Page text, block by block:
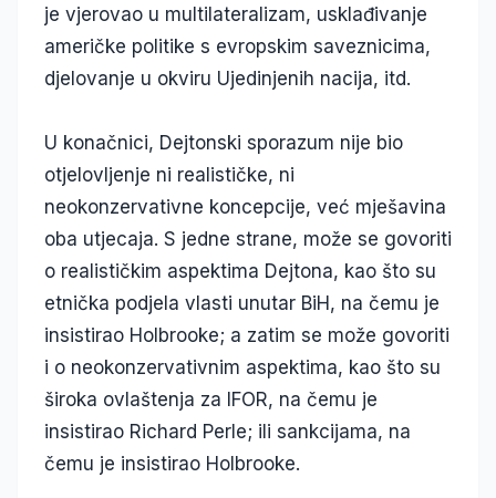
je vjerovao u multilateralizam, usklađivanje
američke politike s evropskim saveznicima,
djelovanje u okviru Ujedinjenih nacija, itd.
U konačnici, Dejtonski sporazum nije bio
otjelovljenje ni realističke, ni
neokonzervativne koncepcije, već mješavina
oba utjecaja. S jedne strane, može se govoriti
o realističkim aspektima Dejtona, kao što su
etnička podjela vlasti unutar BiH, na čemu je
insistirao Holbrooke; a zatim se može govoriti
i o neokonzervativnim aspektima, kao što su
široka ovlaštenja za IFOR, na čemu je
insistirao Richard Perle; ili sankcijama, na
čemu je insistirao Holbrooke.